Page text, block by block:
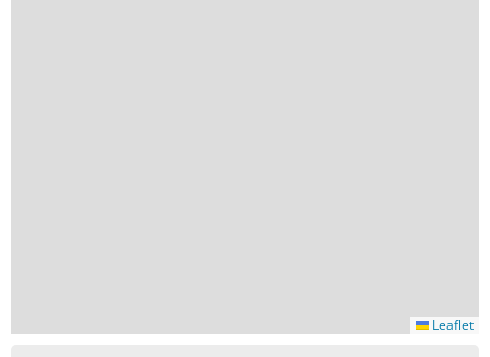
Leaflet